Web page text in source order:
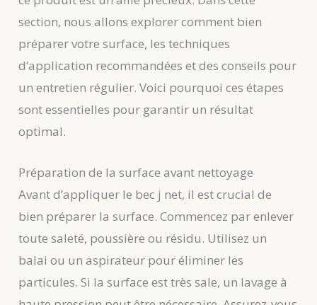
section, nous allons explorer comment bien
préparer votre surface, les techniques
d’application recommandées et des conseils pour
un entretien régulier. Voici pourquoi ces étapes
sont essentielles pour garantir un résultat
optimal.
Préparation de la surface avant nettoyage
Avant d’appliquer le bec j net, il est crucial de
bien préparer la surface. Commencez par enlever
toute saleté, poussière ou résidu. Utilisez un
balai ou un aspirateur pour éliminer les
particules. Si la surface est très sale, un lavage à